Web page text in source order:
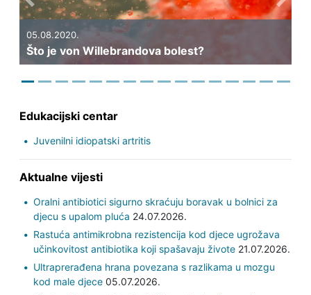
05.08.2020.
Što je von Willebrandova bolest?
Previous Next
Edukacijski centar
Juvenilni idiopatski artritis
Aktualne vijesti
Oralni antibiotici sigurno skraćuju boravak u bolnici za
djecu s upalom pluća 24.07.2026.
Rastuća antimikrobna rezistencija kod djece ugrožava
učinkovitost antibiotika koji spašavaju živote21.07.2026.
Ultraprerađena hrana povezana s razlikama u mozgu
kod male djece05.07.2026.